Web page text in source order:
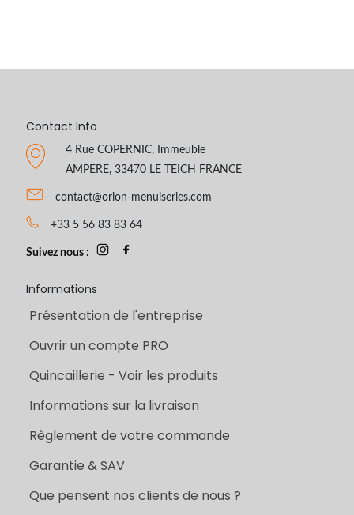
Contact Info
4 Rue COPERNIC, Immeuble
AMPERE, 33470 LE TEICH FRANCE
contact@orion-menuiseries.com
+33 5 56 83 83 64
Suivez nous :
Informations
Présentation de l'entreprise
Ouvrir un compte PRO
Quincaillerie - Voir les produits
Informations sur la livraison
Règlement de votre commande
Garantie & SAV
Que pensent nos clients de nous ?